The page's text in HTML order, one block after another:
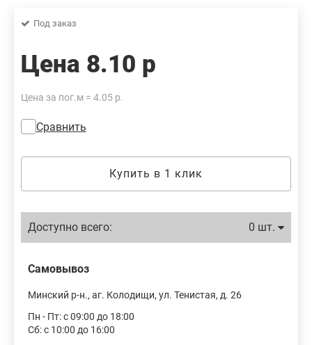
фотографиях товара. Будем благодарны вам за сообщение об
Под заказ
Цена 8.10 р
Цена за пог.м = 4.05 р.
Сравнить
Купить в 1 клик
Доступно всего: 0 шт.
Самовывоз
Минский р-н., аг. Колодищи, ул. Тенистая, д. 26
Пн - Пт: с 09:00 до 18:00
Сб: с 10:00 до 16:00